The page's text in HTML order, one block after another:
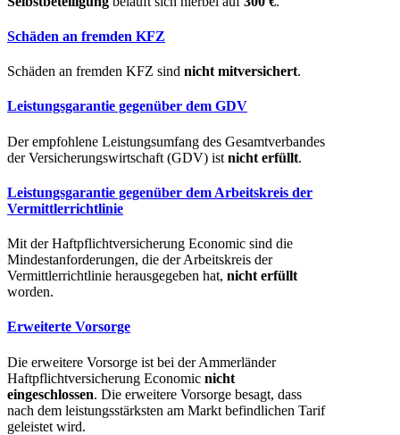
Schäden an fremden KFZ
Schäden an fremden KFZ sind nicht mitversichert.
Leistungsgarantie gegenüber dem GDV
Der empfohlene Leistungsumfang des Gesamtverbandes
der Versicherungswirtschaft (GDV) ist nicht erfüllt.
Leistungsgarantie gegenüber dem Arbeitskreis der
Vermittlerrichtlinie
Mit der Haftpflichtversicherung Economic sind die
Mindestanforderungen, die der Arbeitskreis der
Vermittlerrichtlinie herausgegeben hat, nicht erfüllt
worden.
Erweiterte Vorsorge
Die erweitere Vorsorge ist bei der Ammerländer
Haftpflichtversicherung Economic nicht
eingeschlossen. Die erweitere Vorsorge besagt, dass
nach dem leistungsstärksten am Markt befindlichen Tarif
geleistet wird.